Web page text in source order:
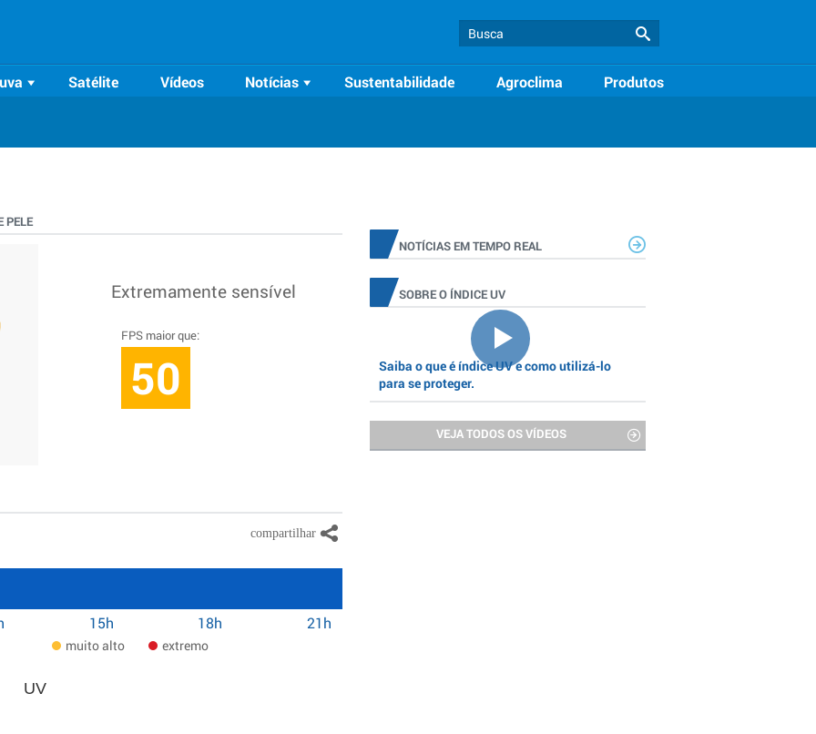
Satélite Vídeos Notícias Sustentabilidade Agroclima Produtos
PELE
Extremamente sensível
FPS maior que:
50
15h 18h 21h
muito alto extremo
UV
NOTÍCIAS EM TEMPO REAL
SOBRE O ÍNDICE UV
Saiba o que é índice UV e como utilizá-lo
para se proteger.
VEJA TODOS OS VÍDEOS